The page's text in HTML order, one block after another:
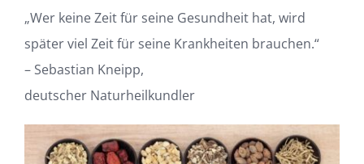
„Wer keine Zeit für seine Gesundheit hat, wird
später viel Zeit für seine Krankheiten brauchen.“
– Sebastian Kneipp,
deutscher Naturheilkundler